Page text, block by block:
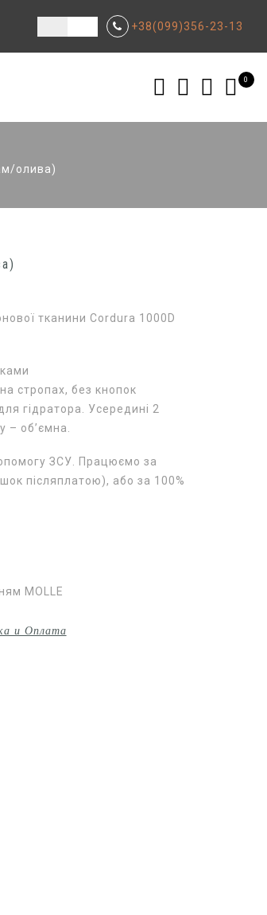
+38(099)356-23-13
0
олива)
тканини Cordura 1000D
стропах, без кнопок
гідратора. Усередині 2
– об’ємна.
ЗСУ. Працюємо за
післяплатою), або за 100%
MOLLE
и Оплата